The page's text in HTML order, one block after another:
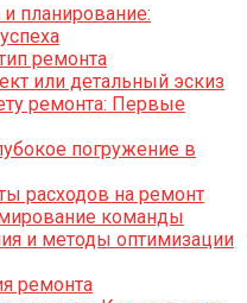
планирование:
ремонта
или детальный эскиз
ремонта: Первые
погружение в
расходов на ремонт
команды
и методы оптимизации
ремонта